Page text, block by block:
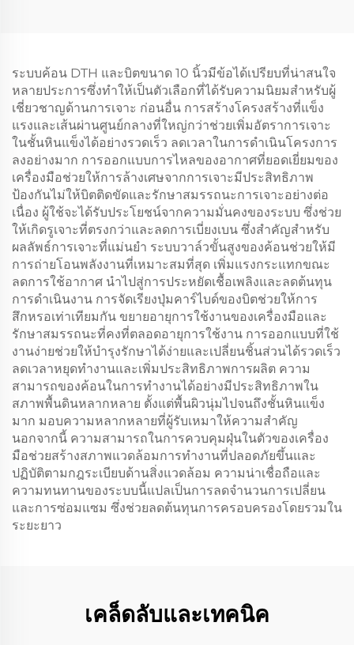
ระบบค้อน DTH และบิตขนาด 10 นิ้วมีข้อได้เปรียบที่น่าสนใจ
หลายประการซึ่งทำให้เป็นตัวเลือกที่ได้รับความนิยมสำหรับผู้
เชี่ยวชาญด้านการเจาะ ก่อนอื่น การสร้างโครงสร้างที่แข็ง
แรงและเส้นผ่านศูนย์กลางที่ใหญ่กว่าช่วยเพิ่มอัตราการเจาะ
ในชั้นหินแข็งได้อย่างรวดเร็ว ลดเวลาในการดำเนินโครงการ
ลงอย่างมาก การออกแบบการไหลของอากาศที่ยอดเยี่ยมของ
เครื่องมือช่วยให้การล้างเศษจากการเจาะมีประสิทธิภาพ
ป้องกันไม่ให้บิตติดขัดและรักษาสมรรถนะการเจาะอย่างต่อ
เนื่อง ผู้ใช้จะได้รับประโยชน์จากความมั่นคงของระบบ ซึ่งช่วย
ให้เกิดรูเจาะที่ตรงกว่าและลดการเบี่ยงเบน ซึ่งสำคัญสำหรับ
ผลลัพธ์การเจาะที่แม่นยำ ระบบวาล์วขั้นสูงของค้อนช่วยให้มี
การถ่ายโอนพลังงานที่เหมาะสมที่สุด เพิ่มแรงกระแทกขณะ
ลดการใช้อากาศ นำไปสู่การประหยัดเชื้อเพลิงและลดต้นทุน
การดำเนินงาน การจัดเรียงปุ่มคาร์ไบด์ของบิตช่วยให้การ
สึกหรอเท่าเทียมกัน ขยายอายุการใช้งานของเครื่องมือและ
รักษาสมรรถนะที่คงที่ตลอดอายุการใช้งาน การออกแบบที่ใช้
งานง่ายช่วยให้บำรุงรักษาได้ง่ายและเปลี่ยนชิ้นส่วนได้รวดเร็ว
ลดเวลาหยุดทำงานและเพิ่มประสิทธิภาพการผลิต ความ
สามารถของค้อนในการทำงานได้อย่างมีประสิทธิภาพใน
สภาพพื้นดินหลากหลาย ตั้งแต่พื้นผิวนุ่มไปจนถึงชั้นหินแข็ง
มาก มอบความหลากหลายที่ผู้รับเหมาให้ความสำคัญ
นอกจากนี้ ความสามารถในการควบคุมฝุ่นในตัวของเครื่อง
มือช่วยสร้างสภาพแวดล้อมการทำงานที่ปลอดภัยขึ้นและ
ปฏิบัติตามกฎระเบียบด้านสิ่งแวดล้อม ความน่าเชื่อถือและ
ความทนทานของระบบนี้แปลเป็นการลดจำนวนการเปลี่ยน
และการซ่อมแซม ซึ่งช่วยลดต้นทุนการครอบครองโดยรวมใน
ระยะยาว
เคล็ดลับและเทคนิค